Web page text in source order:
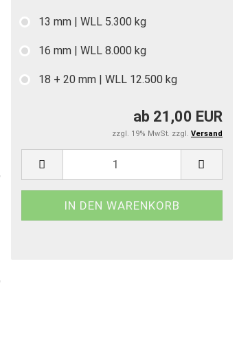
13 mm | WLL 5.300 kg
16 mm | WLL 8.000 kg
18 + 20 mm | WLL 12.500 kg
ab 21,00 EUR
zzgl. 19% MwSt. zzgl. Versand